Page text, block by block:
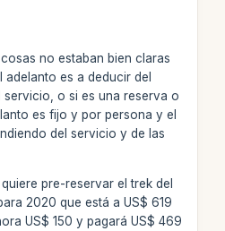
no estaban bien claras
adelanto es a deducir del
servicio, o si es una reserva o
es fijo y por persona y el
del servicio y de las
pre-reservar el trek del
2020 que está a US$ 619
US$ 150 y pagará US$ 469